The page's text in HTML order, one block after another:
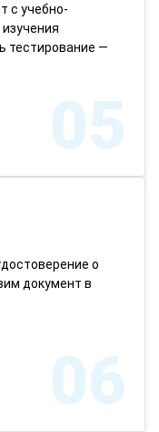
с учебно-
тестирование —
05
о
документ в
06